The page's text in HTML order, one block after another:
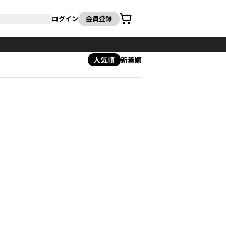
ログイン 会員登録
カート
人気順 新着順